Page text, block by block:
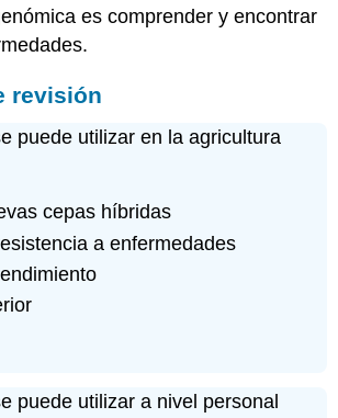
es comprender y encontrar
revisión
puede utilizar en la agricultura
cepas híbridas
a enfermedades
puede utilizar a nivel personal